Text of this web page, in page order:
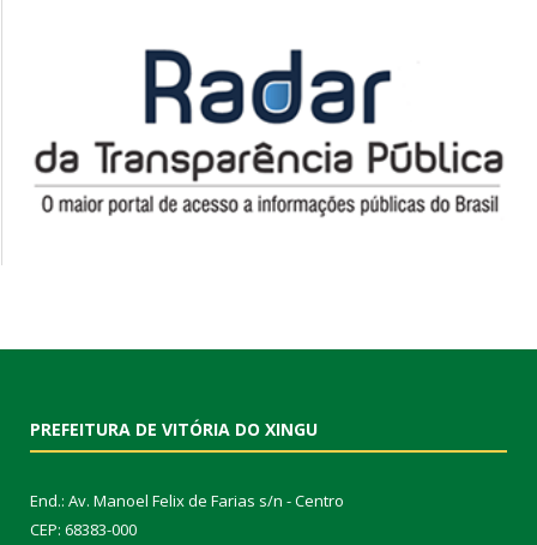
PREFEITURA DE VITÓRIA DO XINGU
End.: Av. Manoel Felix de Farias s/n - Centro
CEP: 68383-000